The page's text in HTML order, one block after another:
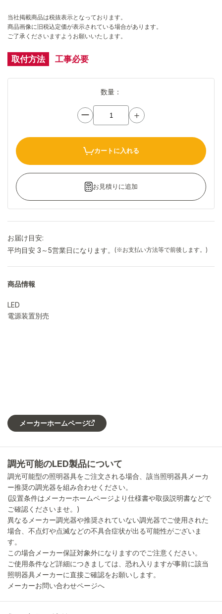
当社掲載商品は税抜表示となっております。
商品画像に旧税込定価が表示されている場合があります。
ご了承くださいますようお願いいたします。
取付方法 工事必要
数量：
ー ＋
カートに入れる
お見積りに追加
お届け目安:
平均目安 3～5営業日になります。
(※お支払い方法等で前後します。)
商品情報
LED
電源装置別売
メーカーホームページ
調光可能のLED製品について
調光可能型の照明器具をご注文される場合、該当照明器具メーカ
ー推奨の調光器を組み合わせください。
(設置条件はメーカーホームページより仕様書や取扱説明書などで
ご確認くださいませ。)
異なるメーカー調光器や推奨されていない調光器でご使用された
場合、不点灯や点滅などの不具合症状が出る可能性がございま
す。
この場合メーカー保証対象外になりますのでご注意ください。
ご使用条件など詳細につきましては、恐れ入りますが事前に該当
照明器具メーカーに直接ご確認をお願いします。
メーカーお問い合わせページへ